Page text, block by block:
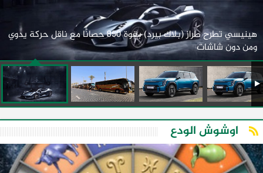
هينيسي تطرح طراز (بلاك بيرد) بقوة 850 حصانًا مع ناقل حركة يدوي
ومن دون شاشات
اوشوش الودع